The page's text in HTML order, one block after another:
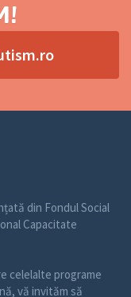
din Fondul Social
Capacitate
celelalte programe
vă invităm să